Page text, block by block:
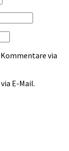
via
E-Mail.